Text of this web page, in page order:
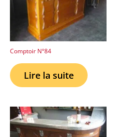
Comptoir N°84
Lire la suite